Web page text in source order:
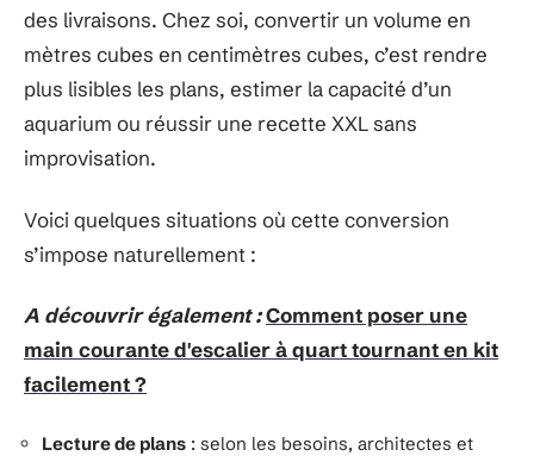
des livraisons. Chez soi, convertir un volume en
mètres cubes en centimètres cubes, c’est rendre
plus lisibles les plans, estimer la capacité d’un
aquarium ou réussir une recette XXL sans
improvisation.
Voici quelques situations où cette conversion
s’impose naturellement :
A découvrir également :Comment poser une
main courante d'escalier à quart tournant en kit
facilement ?
Lecture de plans : selon les besoins, architectes et